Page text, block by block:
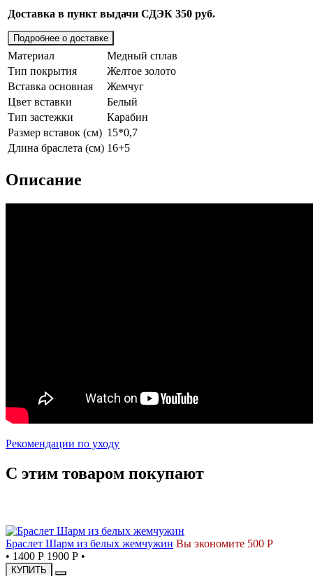
Доставка в пункт выдачи СДЭК 350 руб.
Подробнее о доставке
Материал
Медный сплав
Тип покрытия
Желтое золото
Вставка основная
Жемчуг
Цвет вставки
Белый
Тип застежки
Карабин
Размер вставок (см) 15*0,7
Длина браслета (см) 16+5
Описание
Рекомендации по уходу
С этим товаром покупают
Браслет Шарм из белых жемчужин Вы экономите 500 Р
• 1400 Р 1900 Р •
КУПИТЬ